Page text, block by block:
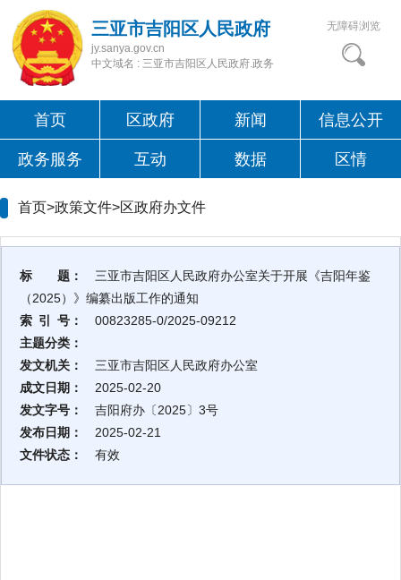
三亚市吉阳区人民政府
jy.sanya.gov.cn
中文域名 : 三亚市吉阳区人民政府.政务
无障碍浏览
首页 区政府 新闻 信息公开
政务服务 互动 数据 区情
首页>政策文件>区政府办文件
标 题：
三亚市吉阳区人民政府办公室关于开展《吉阳年鉴
（2025）》编纂出版工作的通知
索 引 号：
00823285-0/2025-09212
主题分类：
发文机关：
三亚市吉阳区人民政府办公室
成文日期：
2025-02-20
发文字号：
吉阳府办〔2025〕3号
发布日期：
2025-02-21
文件状态：
有效